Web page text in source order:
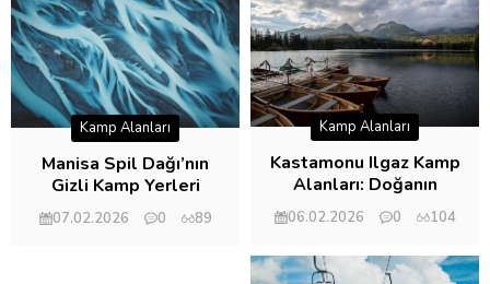
Kamp Alanları
Manisa Spil Dağı’nın
Gizli Kamp Yerleri
07.02.2026 0 89
Kamp Alanları
Kastamonu Ilgaz Kamp
Alanları: Doğanın
Kalbinde Bir Macera
06.02.2026 0 104